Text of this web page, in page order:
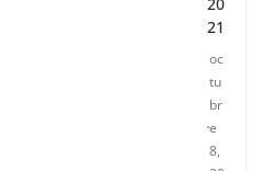
20
21
oc
tu
br
e
8,